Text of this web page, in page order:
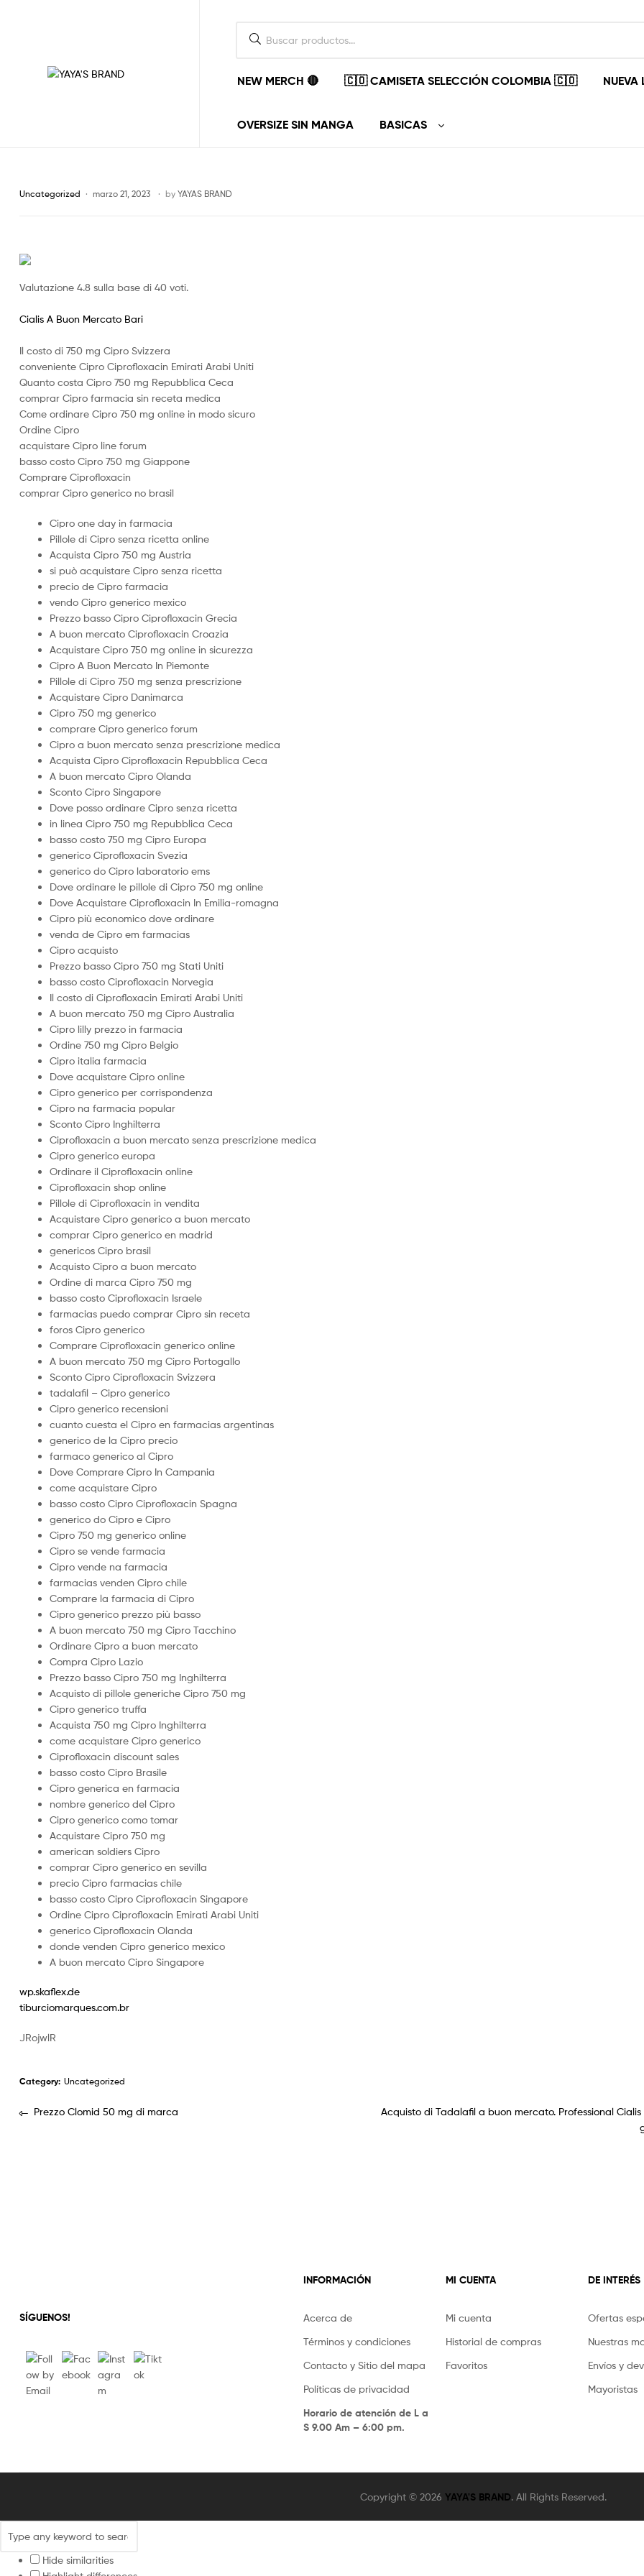
ponemos
vayas
vayas
yaya's
NEW MERCH 🔴 🇨🇴 CAMISETA SELECCIÓN COLOMBIA 🇨🇴 NUEVA
OVERSIZE SIN MANGA BASICAS
Uncategorized marzo 21, 2023 by YAYAS BRAND
Valutazione 4.8 sulla base di 40 voti.
Cialis A Buon Mercato Bari
Il costo di 750 mg Cipro Svizzera
conveniente Cipro Ciprofloxacin Emirati Arabi Uniti
Quanto costa Cipro 750 mg Repubblica Ceca
comprar Cipro farmacia sin receta medica
Come ordinare Cipro 750 mg online in modo sicuro
Ordine Cipro
acquistare Cipro line forum
basso costo Cipro 750 mg Giappone
Comprare Ciprofloxacin
comprar Cipro generico no brasil
Cipro one day in farmacia
Pillole di Cipro senza ricetta online
Acquista Cipro 750 mg Austria
si può acquistare Cipro senza ricetta
precio de Cipro farmacia
vendo Cipro generico mexico
Prezzo basso Cipro Ciprofloxacin Grecia
A buon mercato Ciprofloxacin Croazia
Acquistare Cipro 750 mg online in sicurezza
Cipro A Buon Mercato In Piemonte
Pillole di Cipro 750 mg senza prescrizione
Acquistare Cipro Danimarca
Cipro 750 mg generico
comprare Cipro generico forum
Cipro a buon mercato senza prescrizione medica
Acquista Cipro Ciprofloxacin Repubblica Ceca
A buon mercato Cipro Olanda
Sconto Cipro Singapore
Dove posso ordinare Cipro senza ricetta
in linea Cipro 750 mg Repubblica Ceca
basso costo 750 mg Cipro Europa
generico Ciprofloxacin Svezia
generico do Cipro laboratorio ems
Dove ordinare le pillole di Cipro 750 mg online
Dove Acquistare Ciprofloxacin In Emilia-romagna
Cipro più economico dove ordinare
venda de Cipro em farmacias
Cipro acquisto
Prezzo basso Cipro 750 mg Stati Uniti
basso costo Ciprofloxacin Norvegia
Il costo di Ciprofloxacin Emirati Arabi Uniti
A buon mercato 750 mg Cipro Australia
Cipro lilly prezzo in farmacia
Ordine 750 mg Cipro Belgio
Cipro italia farmacia
Dove acquistare Cipro online
Cipro generico per corrispondenza
Cipro na farmacia popular
Sconto Cipro Inghilterra
Ciprofloxacin a buon mercato senza prescrizione medica
Cipro generico europa
Ordinare il Ciprofloxacin online
Ciprofloxacin shop online
Pillole di Ciprofloxacin in vendita
Acquistare Cipro generico a buon mercato
comprar Cipro generico en madrid
genericos Cipro brasil
Acquisto Cipro a buon mercato
Ordine di marca Cipro 750 mg
basso costo Ciprofloxacin Israele
farmacias puedo comprar Cipro sin receta
foros Cipro generico
Comprare Ciprofloxacin generico online
A buon mercato 750 mg Cipro Portogallo
Sconto Cipro Ciprofloxacin Svizzera
tadalafil – Cipro generico
Cipro generico recensioni
cuanto cuesta el Cipro en farmacias argentinas
generico de la Cipro precio
farmaco generico al Cipro
Dove Comprare Cipro In Campania
come acquistare Cipro
basso costo Cipro Ciprofloxacin Spagna
generico do Cipro e Cipro
Cipro 750 mg generico online
Cipro se vende farmacia
Cipro vende na farmacia
farmacias venden Cipro chile
Comprare la farmacia di Cipro
Cipro generico prezzo più basso
A buon mercato 750 mg Cipro Tacchino
Ordinare Cipro a buon mercato
Compra Cipro Lazio
Prezzo basso Cipro 750 mg Inghilterra
Acquisto di pillole generiche Cipro 750 mg
Cipro generico truffa
Acquista 750 mg Cipro Inghilterra
come acquistare Cipro generico
Ciprofloxacin discount sales
basso costo Cipro Brasile
Cipro generica en farmacia
nombre generico del Cipro
Cipro generico como tomar
Acquistare Cipro 750 mg
american soldiers Cipro
comprar Cipro generico en sevilla
precio Cipro farmacias chile
basso costo Cipro Ciprofloxacin Singapore
Ordine Cipro Ciprofloxacin Emirati Arabi Uniti
generico Ciprofloxacin Olanda
donde venden Cipro generico mexico
A buon mercato Cipro Singapore
wp.skaflex.de
tiburciomarques.com.br
JRojwlR
Category: Uncategorized
Prezzo Clomid 50 mg di marca
Acquisto di Tadalafil a buon mercato. Professional
SÍGUENOS!
INFORMACIÓN
Acerca de
Términos y condiciones
Contacto y Sitio del mapa
Políticas de privacidad
Horario de atención de L a
S 9.00 Am – 6:00 pm.
MI CUENTA
Mi cuenta
Historial de compras
Favoritos
DE INTERÉS
Ofertas
Nuestras
Envíos y
Mayoristas
Copyright © 2026 YAYA'S BRAND. All Rights Reserved.
Hide similarities